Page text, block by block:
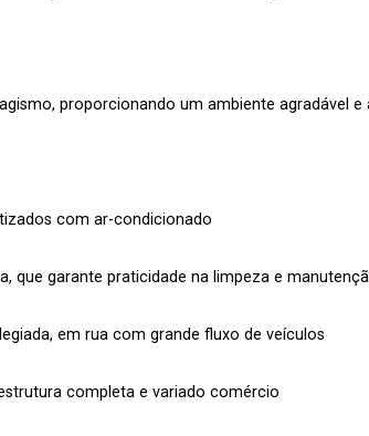
proporcionando um ambiente agradável e
com ar-condicionado
que garante praticidade na limpeza e
em rua com grande fluxo de veículos
completa e variado comércio